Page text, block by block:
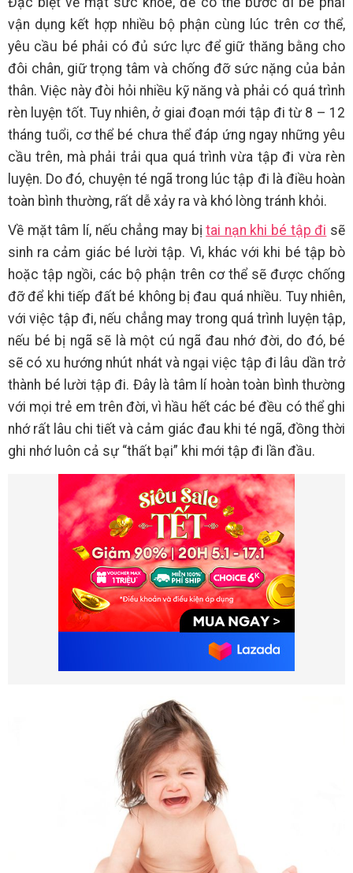
vận dụng kết hợp nhiều bộ phận cùng lúc trên cơ thể,
yêu cầu bé phải có đủ sức lực để giữ thăng bằng cho
đôi chân, giữ trọng tâm và chống đỡ sức nặng của bản
thân. Việc này đòi hỏi nhiều kỹ năng và phải có quá trình
rèn luyện tốt. Tuy nhiên, ở giai đoạn mới tập đi từ 8 – 12
tháng tuổi, cơ thể bé chưa thể đáp ứng ngay những yêu
cầu trên, mà phải trải qua quá trình vừa tập đi vừa rèn
luyện. Do đó, chuyện té ngã trong lúc tập đi là điều hoàn
toàn bình thường, rất dễ xảy ra và khó lòng tránh khỏi.
Về mặt tâm lí, nếu chẳng may bịtai nạn khi bé tập đi sẽ
sinh ra cảm giác bé lười tập. Vì, khác với khi bé tập bò
hoặc tập ngồi, các bộ phận trên cơ thể sẽ được chống
đỡ để khi tiếp đất bé không bị đau quá nhiều. Tuy nhiên,
với việc tập đi, nếu chẳng may trong quá trình luyện tập,
nếu bé bị ngã sẽ là một cú ngã đau nhớ đời, do đó, bé
sẽ có xu hướng nhút nhát và ngại việc tập đi lâu dần trở
thành bé lười tập đi. Đây là tâm lí hoàn toàn bình thường
với mọi trẻ em trên đời, vì hầu hết các bé đều có thể ghi
nhớ rất lâu chi tiết và cảm giác đau khi té ngã, đồng thời
ghi nhớ luôn cả sự “thất bại” khi mới tập đi lần đầu.